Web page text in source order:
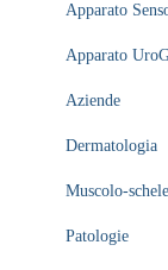
Apparato
Apparato
Aziende
Dermatologia
Muscolo-
Patologie